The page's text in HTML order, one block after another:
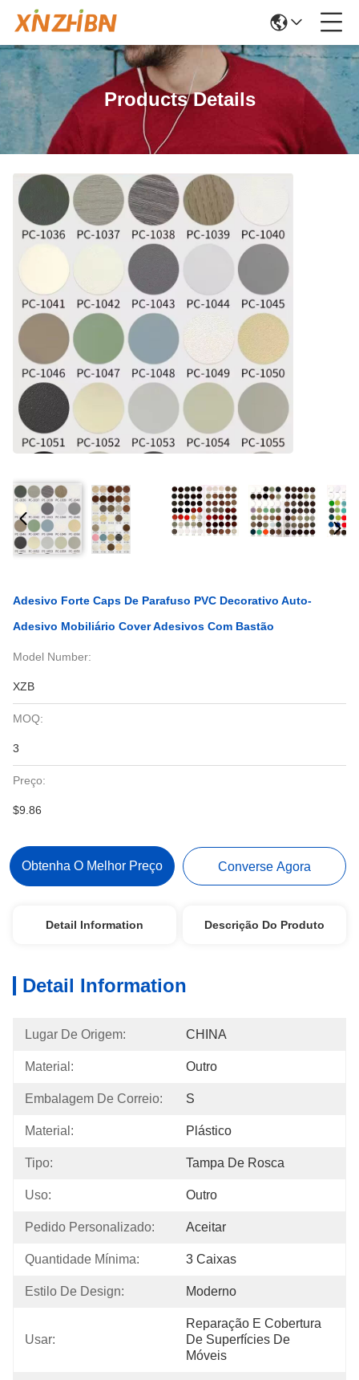
Products Details
Adesivo Forte Caps De Parafuso PVC Decorativo Auto-
Adesivo Mobiliário Cover Adesivos Com Bastão
Model Number:
XZB
MOQ:
3
Preço:
$9.86
Obtenha O Melhor Preço Converse Agora
Detail Information Descrição Do Produto
Detail Information
Lugar De Origem: CHINA
Material: Outro
Embalagem De Correio: S
Material: Plástico
Tipo: Tampa De Rosca
Uso: Outro
Pedido Personalizado: Aceitar
Quantidade Mínima: 3 Caixas
Estilo De Design: Moderno
Usar:
Reparação E Cobertura
De Superfícies De
Móveis